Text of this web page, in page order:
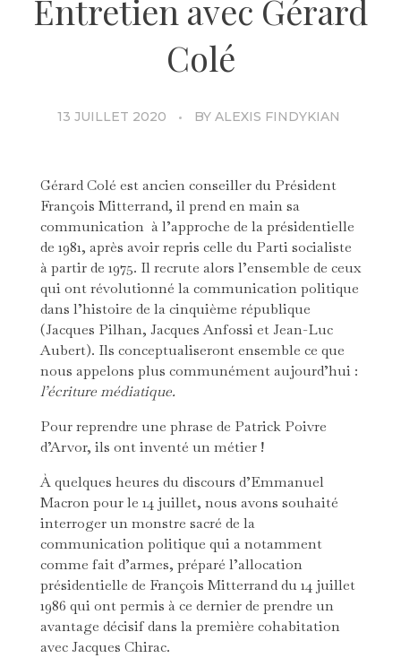
Entretien avec Gérard
Colé
13 JUILLET 2020 BY ALEXIS FINDYKIAN
Gérard Colé est ancien conseiller du Président
François Mitterrand, il prend en main sa
communication à l’approche de la présidentielle
de 1981, après avoir repris celle du Parti socialiste
à partir de 1975. Il recrute alors l’ensemble de ceux
qui ont révolutionné la communication politique
dans l’histoire de la cinquième république
(Jacques Pilhan, Jacques Anfossi et Jean-Luc
Aubert). Ils conceptualiseront ensemble ce que
nous appelons plus communément aujourd’hui :
l’écriture médiatique.
Pour reprendre une phrase de Patrick Poivre
d’Arvor, ils ont inventé un métier !
À quelques heures du discours d’Emmanuel
Macron pour le 14 juillet, nous avons souhaité
interroger un monstre sacré de la
communication politique qui a notamment
comme fait d’armes, préparé l’allocation
présidentielle de François Mitterrand du 14 juillet
1986 qui ont permis à ce dernier de prendre un
avantage décisif dans la première cohabitation
avec Jacques Chirac.